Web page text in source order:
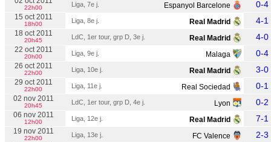
22h00 Liga, 7e j. Espanyol Barcelone 0-4
15 oct 2011
18h00 Liga, 8e j. Real Madrid 4-1
18 oct 2011
20h45 LdC, 1er tour, grp D, 3e j. Real Madrid 4-0
22 oct 2011
20h00 Liga, 9e j. Malaga 0-4
26 oct 2011
22h00 Liga, 10e j. Real Madrid 3-0
29 oct 2011
22h00 Liga, 11e j. Real Sociedad 0-1
02 nov 2011
20h45 LdC, 1er tour, grp D, 4e j. Lyon 0-2
06 nov 2011
12h00 Liga, 12e j. Real Madrid 7-1
19 nov 2011
22h00 Liga, 13e j. FC Valence 2-3